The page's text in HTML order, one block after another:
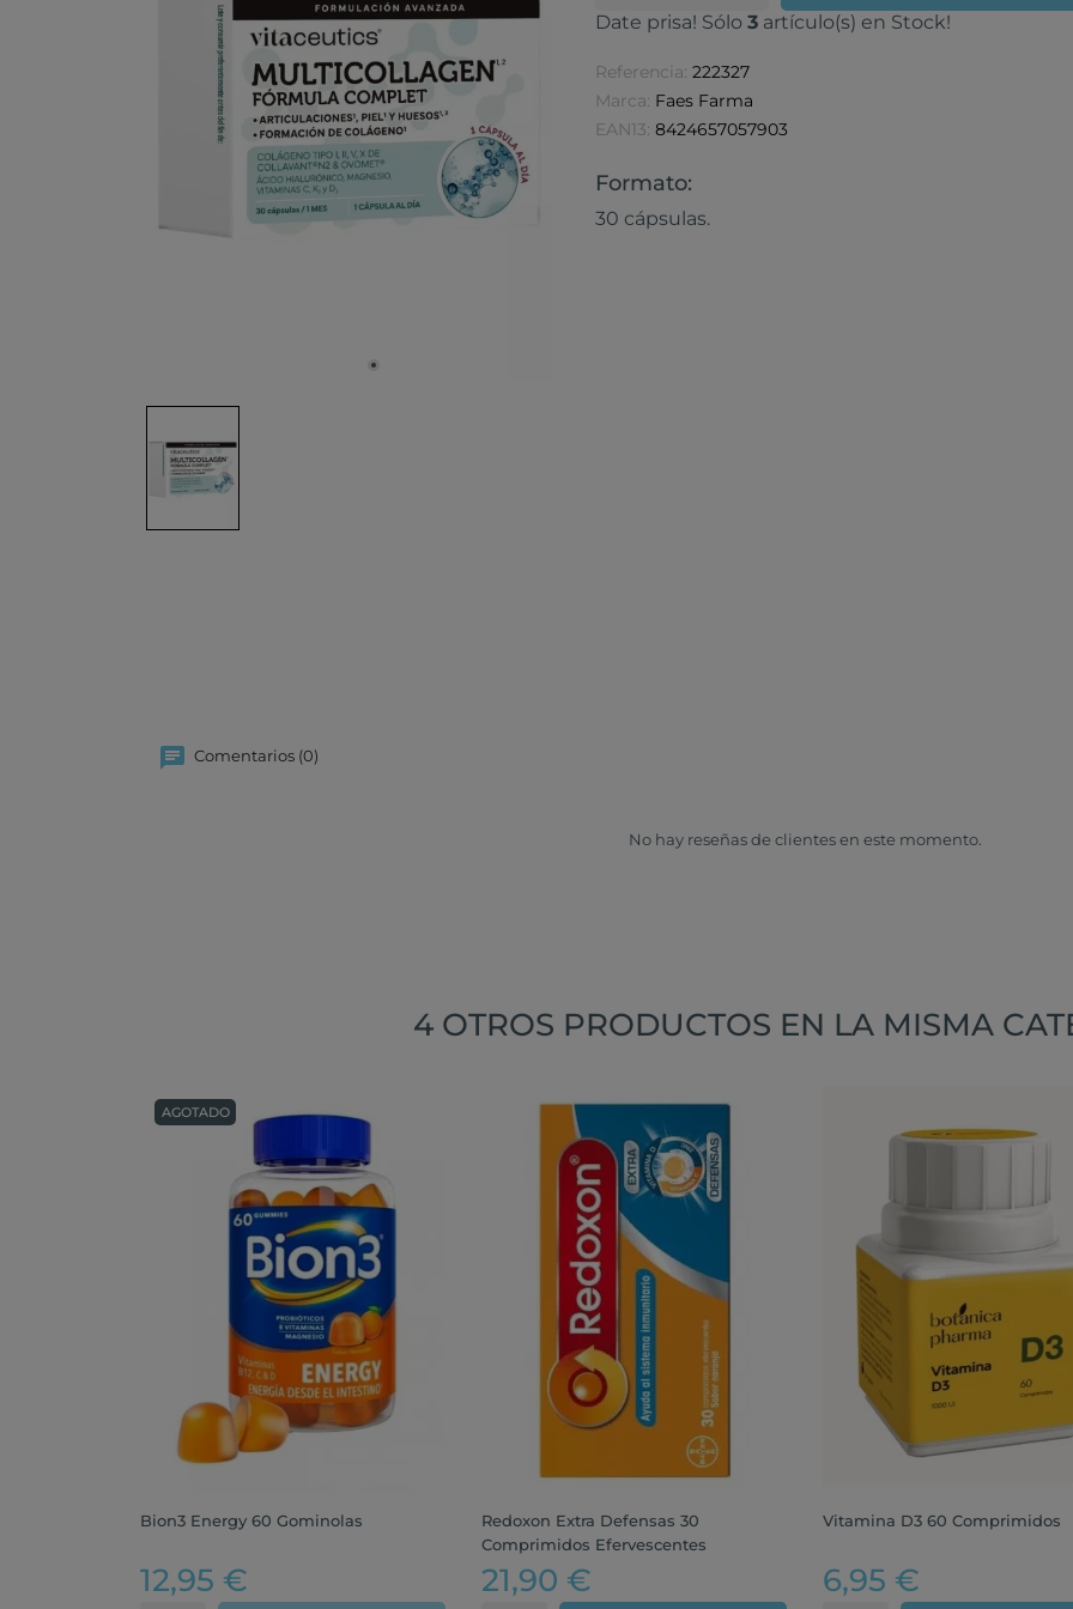
Date prisa! Sólo 3artículo(s) en Stock!
Referencia: 222327
Marca: Faes Farma
EAN13: 8424657057903
Formato:
30 cápsulas.
Comentarios (0)
No hay reseñas de clientes en este momento.
4 OTROS PRODUCTOS EN LA MISMA
Bion3 Energy 60 Gominolas
12,95 €
AGOTADO
Redoxon Extra Defensas 30
Comprimidos Efervescentes
21,90 €
Vitamina D3 60 Comprimidos
6,95 €